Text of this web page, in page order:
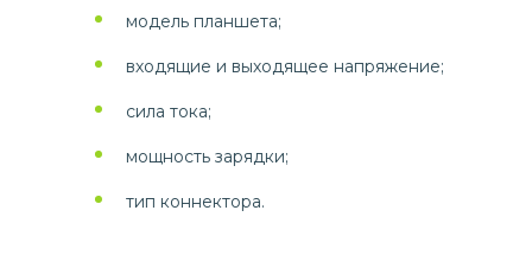
модель планшета;
входящие и выходящее напряжение;
сила тока;
мощность зарядки;
тип коннектора.